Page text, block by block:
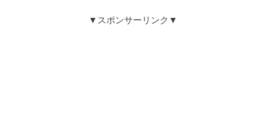
▼スポンサーリンク▼